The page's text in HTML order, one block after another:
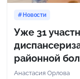
Новости
Уже 31
районной
Анастасия Орлова